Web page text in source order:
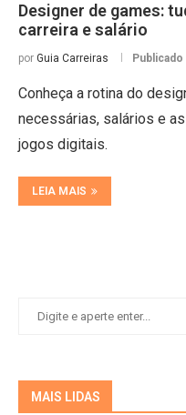
Designer de games:
carreira e salário
por Guia Carreiras
Conheça a rotina do
necessárias, salários e
jogos digitais.
LEIA MAIS
MAIS LIDAS